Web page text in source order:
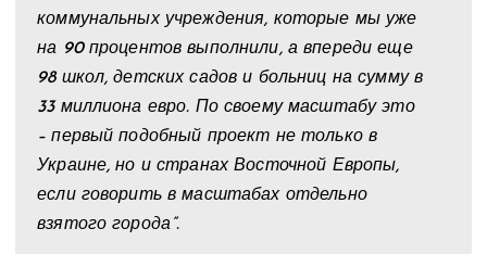
коммунальных учреждения, которые мы уже
на 90 процентов выполнили, а впереди еще
98 школ, детских садов и больниц на сумму в
33 миллиона евро. По своему масштабу это
– первый подобный проект не только в
Украине, но и странах Восточной Европы,
если говорить в масштабах отдельно
взятого города”.